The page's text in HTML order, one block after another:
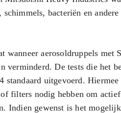
bacteriën en
wanneer aerosoldruppels met
verminderd. De tests die het
uitgevoerd. Hiermee
filters nodig hebben om
Indien gewenst is het